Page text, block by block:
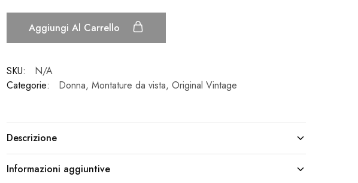
Aggiungi Al Carrello
SKU:
N/A
Categorie:
Donna, Montature da vista, Original Vintage
Descrizione
Informazioni aggiuntive